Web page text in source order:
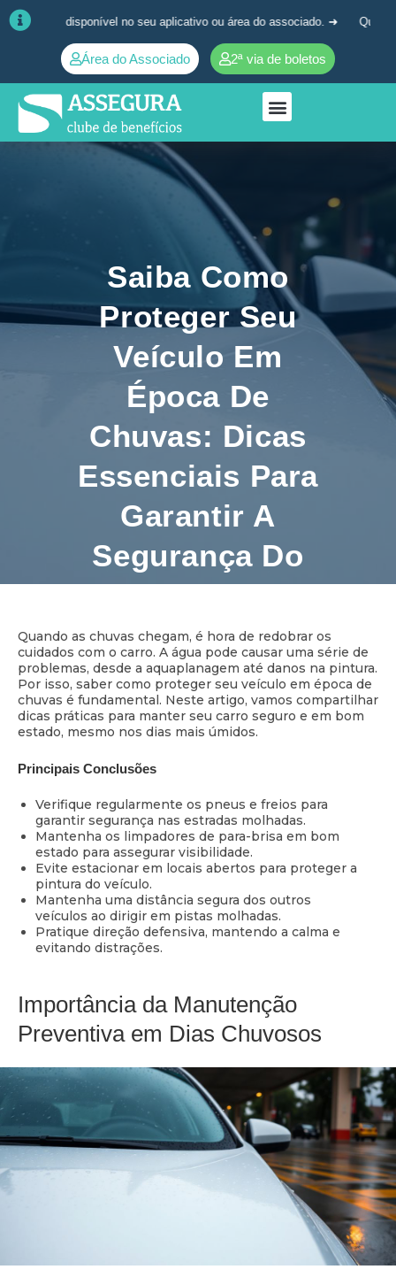
no seu aplicativo ou área do associado. ➜ Quaisquer dúvidas,
Área do Associado 2ª via de boletos
Saiba Como
Proteger Seu
Veículo Em
Época De
Chuvas: Dicas
Essenciais Para
Garantir A
Segurança Do
Seu Carro
11 minutos de leitura
Quando as chuvas chegam, é hora de redobrar os
cuidados com o carro. A água pode causar uma série de
problemas, desde a aquaplanagem até danos na pintura.
Por isso, saber como proteger seu veículo em época de
chuvas é fundamental. Neste artigo, vamos compartilhar
dicas práticas para manter seu carro seguro e em bom
estado, mesmo nos dias mais úmidos.
Principais Conclusões
Verifique regularmente os pneus e freios para
garantir segurança nas estradas molhadas.
Mantenha os limpadores de para-brisa em bom
estado para assegurar visibilidade.
Evite estacionar em locais abertos para proteger a
pintura do veículo.
Mantenha uma distância segura dos outros
veículos ao dirigir em pistas molhadas.
Pratique direção defensiva, mantendo a calma e
evitando distrações.
Importância da Manutenção
Preventiva em Dias Chuvosos